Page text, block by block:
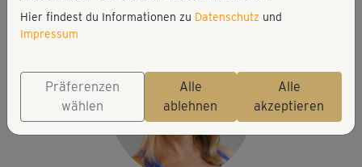
Matte, Handtuch
Hier findest du Informationen zu Datenschutz und
Impressum
Präferenzen
wählen
Alle
ablehnen
Alle
akzeptieren